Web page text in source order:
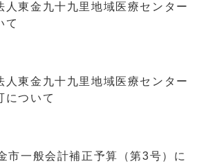
東金九十九里地域医療センター
て
東金九十九里地域医療センター
について
一般会計補正予算（第3号）に